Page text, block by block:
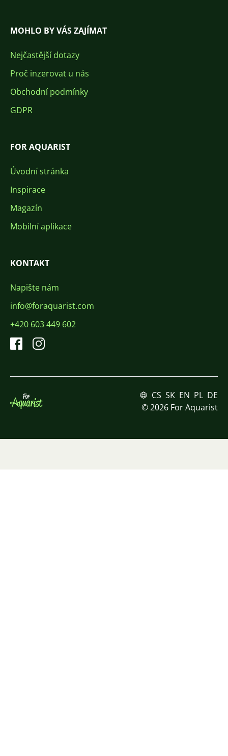
MOHLO BY VÁS ZAJÍMAT
Nejčastější dotazy
Proč inzerovat u nás
Obchodní podmínky
GDPR
FOR AQUARIST
Úvodní stránka
Inspirace
Magazín
Mobilní aplikace
KONTAKT
Napište nám
info@foraquarist.com
+420 603 449 602
CS SK EN PL DE
© 2026 For Aquarist